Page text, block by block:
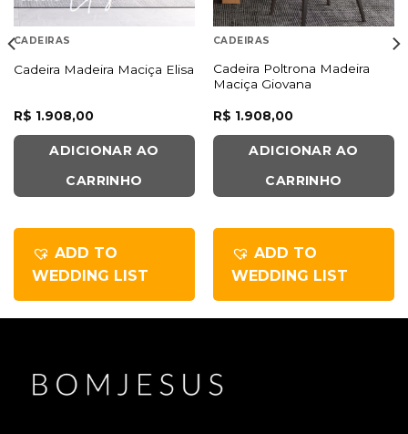
CADEIRAS
Cadeira Madeira Maciça Elisa
R$ 1.908,00
ADICIONAR AO
CARRINHO
ADD TO
WEDDING LIST
CADEIRAS
Cadeira Poltrona Madeira
Maciça Giovana
R$ 1.908,00
ADICIONAR AO
CARRINHO
ADD TO
WEDDING LIST